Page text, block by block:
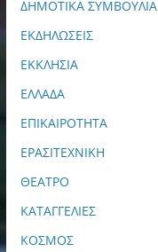
ΔΗΜΟΤΙΚΑ ΣΥΜΒΟΥΛΙΑ
ΕΚΔΗΛΩΣΕΙΣ
ΕΚΚΛΗΣΙΑ
ΕΛΛΑΔΑ
ΕΠΙΚΑΙΡΟΤΗΤΑ
ΕΡΑΣΙΤΕΧΝΙΚΗ
ΘΕΑΤΡΟ
ΚΑΤΑΓΓΕΛΙΕΣ
ΚΟΣΜΟΣ